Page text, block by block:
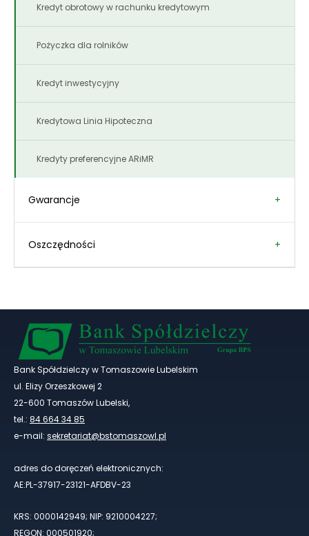
Kredyt obrotowy w rachunku kredytowym
Pożyczka dla rolników
Kredyt inwestycyjny
Kredytowa Linia Hipoteczna
Kredyty preferencyjne ARiMR
Gwarancje
Gwarancje BGK
Oszczędności
Lokata TWÓJ ZYSK
Lokata REWELACJA
Lokata O/N
Rachunek lokacyjny
Bank Spółdzielczy w Tomaszowie Lubelskim
ul. Elizy Orzeszkowej 2
22-600 Tomaszów Lubelski,
tel.: 84 664 34 85
e-mail: sekretariat@bstomaszowl.pl
adres do doręczeń elektronicznych:
AE:PL-37917-23121-AFDBV-23
KRS: 0000142949; NIP: 9210004227;
REGON: 000501920;